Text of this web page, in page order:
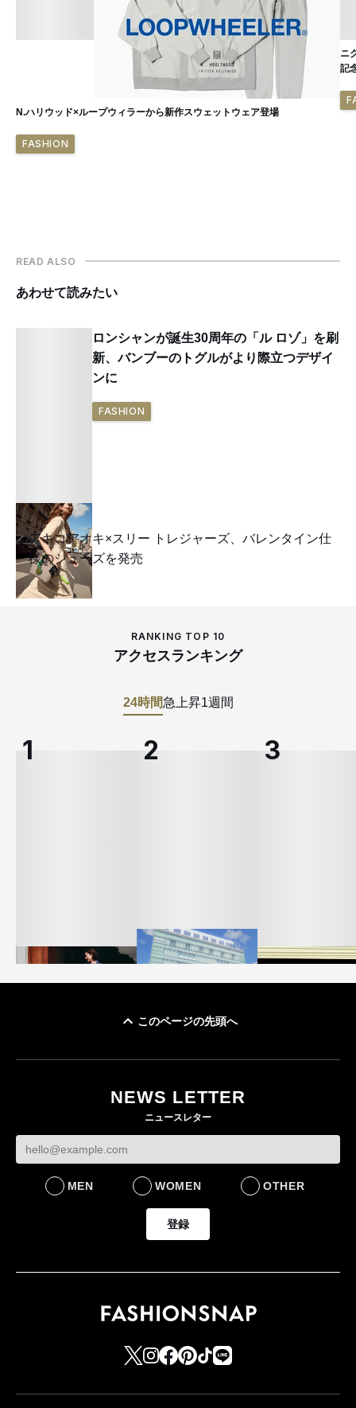
N.ハリウッド×ループウィラーから新作スウェットウェア登場
FASHION
ニ
記
READ ALSO
あわせて読みたい
ロンシャンが誕生30周年の「ル ロゾ」を刷
新、バンブーのトグルがより際立つデザイ
ンに
FASHION
アキコアオキ×スリー トレジャーズ、バレンタイン仕
様のシューズを発売
RANKING TOP 10
アクセスランキング
24時間急上昇1週間
ケットなど7型を発売
FASHION
このページの先頭へ
NEWS LETTER
ニュースレター
MEN WOMEN OTHER
登録